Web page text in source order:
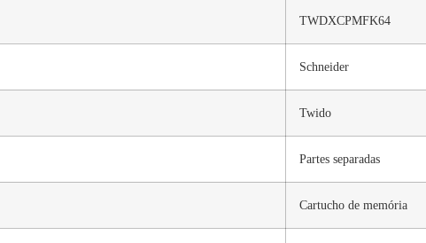
TWDXCPMFK64
Schneider
Twido
Partes separadas
Cartucho de memória